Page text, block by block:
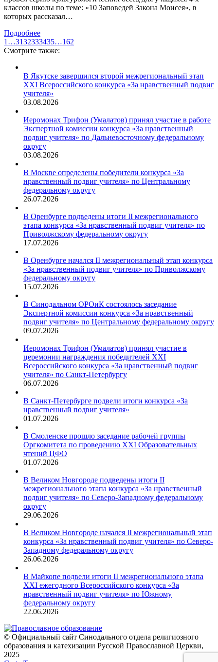
классов школы по теме: «10 Заповедей Закона Моисея», в
которых рассказал…
Подробнее
1 …3132333435…162
Смотрите также:
В Якутске завершился второй межрегиональный этап
XXI Всероссийского конкурса «За нравственный подвиг
учителя»
03.08.2026
Иеромонах Трифон (Умалатов) принял участие в работе
Экспертной комиссии конкурса «За нравственный
подвиг учителя» по Дальневосточному федеральному
округу
03.08.2026
В Москве определены победители конкурса «За
нравственный подвиг учителя» по Центральному
федеральному округу
26.07.2026
В Оренбурге подведены итоги II межрегионального
этапа конкурса «За нравственный подвиг учителя» по
Приволжскому федеральному округу
17.07.2026
В Оренбурге начался II межрегиональный этап конкурса
«За нравственный подвиг учителя» по Приволжскому
федеральному округу
15.07.2026
В Синодальном ОРОиК состоялось заседание
Экспертной комиссии конкурса «За нравственный
подвиг учителя» по Центральному федеральному округу
09.07.2026
Иеромонах Трифон (Умалатов) принял участие в
церемонии награждения победителей XXI
Всероссийского конкурса «За нравственный подвиг
учителя» по Санкт-Петербургу
06.07.2026
В Санкт-Петербурге подвели итоги конкурса «За
нравственный подвиг учителя»
01.07.2026
В Смоленске прошло заседание рабочей группы
Оргкомитета по проведению XXI Образовательных
чтений ЦФО
01.07.2026
В Великом Новгороде подведены итоги II
межрегионального этапа конкурса «За нравственный
подвиг учителя» по Северо-Западному федеральному
округу
29.06.2026
В Великом Новгороде начался II межрегиональный этап
конкурса «За нравственный подвиг учителя» по Северо-
Западному федеральному округу
26.06.2026
В Майкопе подвели итоги II межрегионального этапа
XXI ежегодного Всероссийского конкурса «За
нравственный подвиг учителя» по Южному
федеральному округу
22.06.2026
© Официальный сайт Синодального отдела религиозного
образования и катехизации Русской Православной Церкви,
2025